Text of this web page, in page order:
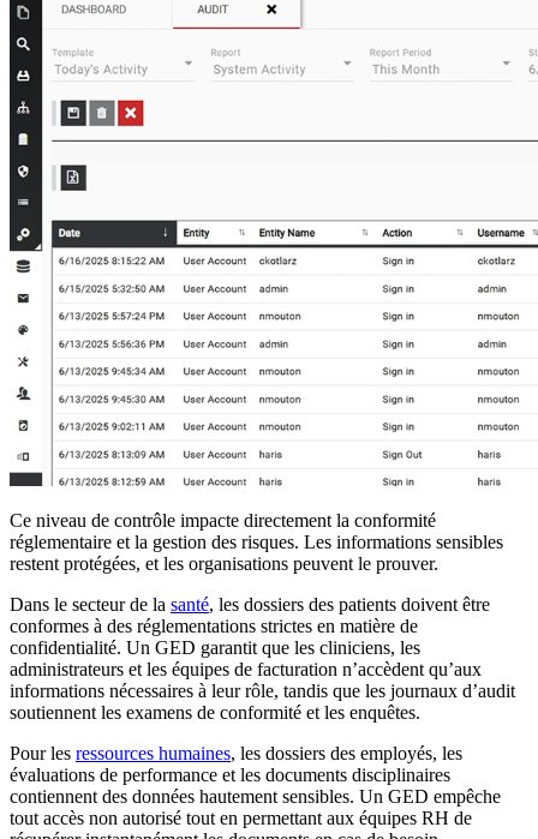
Ce niveau de contrôle impacte directement la conformité
réglementaire et la gestion des risques. Les informations sensibles
restent protégées, et les organisations peuvent le prouver.
Dans le secteur de la santé, les dossiers des patients doivent être
conformes à des réglementations strictes en matière de
confidentialité. Un GED garantit que les cliniciens, les
administrateurs et les équipes de facturation n’accèdent qu’aux
informations nécessaires à leur rôle, tandis que les journaux d’audit
soutiennent les examens de conformité et les enquêtes.
Pour les ressources humaines, les dossiers des employés, les
évaluations de performance et les documents disciplinaires
contiennent des données hautement sensibles. Un GED empêche
tout accès non autorisé tout en permettant aux équipes RH de